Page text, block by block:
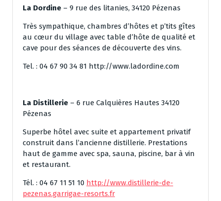
La Dordine – 9 rue des litanies, 34120 Pézenas
Très sympathique, chambres d’hôtes et p’tits gîtes
au cœur du village avec table d’hôte de qualité et
cave pour des séances de découverte des vins.
Tel. : 04 67 90 34 81 http://www.ladordine.com
La Distillerie – 6 rue Calquières Hautes 34120
Pézenas
Superbe hôtel avec suite et appartement privatif
construit dans l’ancienne distillerie. Prestations
haut de gamme avec spa, sauna, piscine, bar à vin
et restaurant.
Tél. : 04 67 11 51 10 http://www.distillerie-de-
pezenas.garrigae-resorts.fr